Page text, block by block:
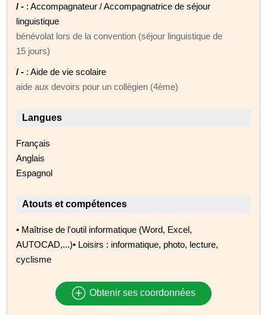
/ - : Accompagnateur / Accompagnatrice de séjour
linguistique
bénévolat lors de la convention (séjour linguistique de
15 jours)
/ - : Aide de vie scolaire
aide aux devoirs pour un collègien (4ème)
Langues
Français
Anglais
Espagnol
Atouts et compétences
• Maîtrise de l'outil informatique (Word, Excel,
AUTOCAD,...)• Loisirs : informatique, photo, lecture,
cyclisme
Obtenir ses coordonnées